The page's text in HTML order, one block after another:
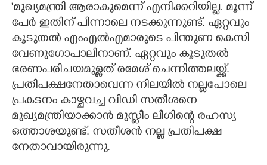
'മുഖ്യമന്ത്രി ആരാകുമെന്ന് എനിക്കറിയില്ല. മൂന്ന്
പേർ ഇതിന് പിന്നാലെ നടക്കുന്നുണ്ട്. ഏറ്റവും
കൂടുതൽ എംഎൽഎമാരുടെ പിന്തുണ കെസി
വേണുഗോപാലിനാണ്. ഏറ്റവും കൂടുതൽ
ഭരണപരിചയമുള്ളത് രമേശ് ചെന്നിത്തലയ്ക്ക്.
പ്രതിപക്ഷനേതാവെന്ന നിലയിൽ നല്ലപോലെ
പ്രകടനം കാഴ്ചവച്ച വിഡി സതീശനെ
മുഖ്യമന്ത്രിയാക്കാൻ മുസ്ലീം ലീഗിന്റെ രഹസ്യ
ഒത്താശയുണ്ട്. സതീശൻ നല്ല പ്രതിപക്ഷ
നേതാവായിരുന്നു.